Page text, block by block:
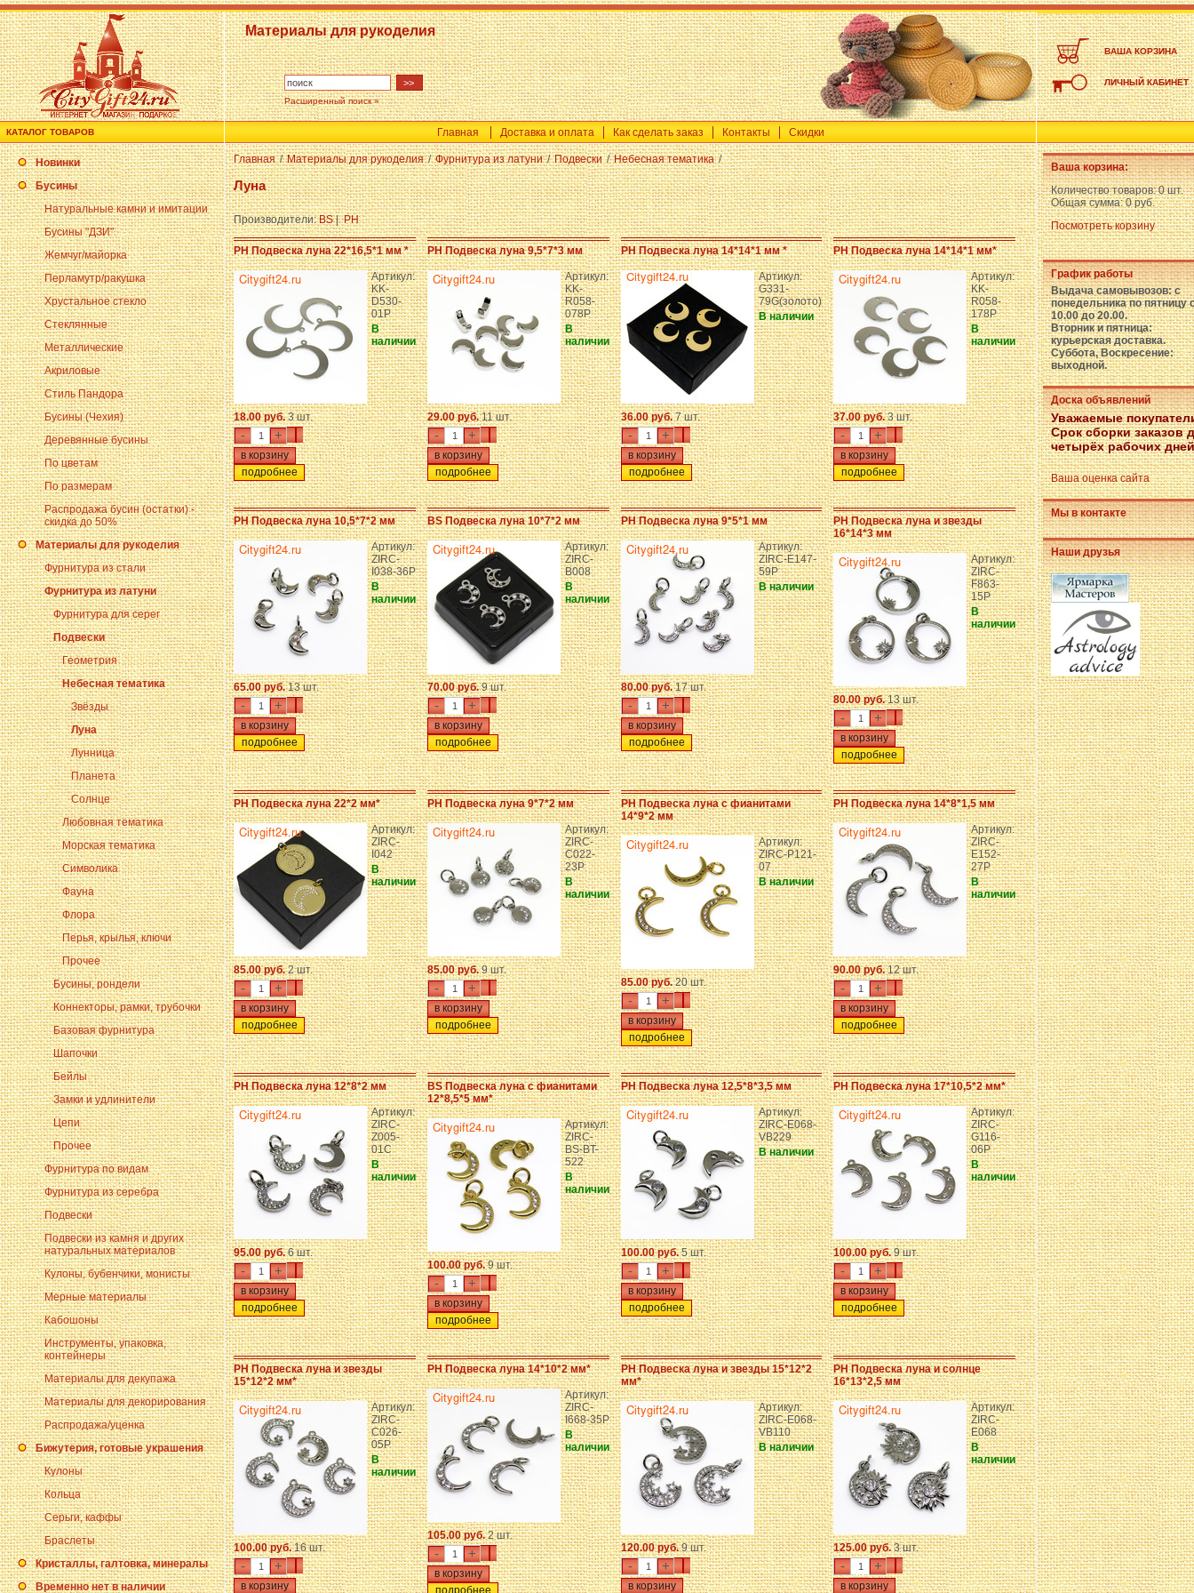
Материалы для рукоделия
Расширенный поиск »
ВАША КОРЗИНА
ЛИЧНЫЙ КАБИНЕТ
КАТАЛОГ ТОВАРОВ Главная Доставка и оплата Как сделать заказ Контакты Скидки
Новинки
Бусины
Натуральные камни и имитации
Бусины "ДЗИ"
Жемчуг/майорка
Перламутр/ракушка
Хрустальное стекло
Стеклянные
Металлические
Акриловые
Стиль Пандора
Бусины (Чехия)
Деревянные бусины
По цветам
По размерам
Распродажа бусин (остатки) -
скидка до 50%
Материалы для рукоделия
Фурнитура из стали
Фурнитура из латуни
Фурнитура для серег
Подвески
Геометрия
Небесная тематика
Звёзды
Луна
Лунница
Планета
Солнце
Любовная тематика
Морская тематика
Символика
Фауна
Флора
Перья, крылья, ключи
Прочее
Бусины, рондели
Коннекторы, рамки, трубочки
Базовая фурнитура
Шапочки
Бейлы
Замки и удлинители
Цепи
Прочее
Фурнитура по видам
Фурнитура из серебра
Подвески
Подвески из камня и других
натуральных материалов
Кулоны, бубенчики, монисты
Мерные материалы
Кабошоны
Инструменты, упаковка,
контейнеры
Материалы для декупажа
Материалы для декорирования
Распродажа/уценка
Бижутерия, готовые украшения
Кулоны
Кольца
Серьги, каффы
Браслеты
Кристаллы, галтовка, минералы
Временно нет в наличии
Главная / Материалы для рукоделия / Фурнитура из латуни / Подвески / Небесная тематика /
Луна
Производители:BS| PH
PH Подвеска луна 22*16,5*1 мм *
Артикул:
KK-
D530-
01P
В
наличии
18.00 руб.3 шт.
- +
подробнее
PH Подвеска луна 9,5*7*3 мм
Артикул:
KK-
R058-
078P
В
наличии
29.00 руб.11 шт.
- +
подробнее
PH Подвеска луна 14*14*1 мм *
Артикул:
G331-
79G(золото)
В наличии
36.00 руб.7 шт.
- +
подробнее
PH Подвеска луна 14*14*1 мм*
Артикул:
KK-
R058-
178P
В
наличии
37.00 руб.3 шт.
- +
подробнее
PH Подвеска луна 10,5*7*2 мм
Артикул:
ZIRC-
I038-36P
В
наличии
65.00 руб.13 шт.
- +
подробнее
BS Подвеска луна 10*7*2 мм
Артикул:
ZIRC-
B008
В
наличии
70.00 руб.9 шт.
- +
подробнее
PH Подвеска луна 9*5*1 мм
Артикул:
ZIRC-E147-
59P
В наличии
80.00 руб.17 шт.
- +
подробнее
PH Подвеска луна и звезды
16*14*3 мм
Артикул:
ZIRC-
F863-
15P
В
наличии
80.00 руб.13 шт.
- +
подробнее
PH Подвеска луна 22*2 мм*
Артикул:
ZIRC-
I042
В
наличии
85.00 руб.2 шт.
- +
подробнее
PH Подвеска луна 9*7*2 мм
Артикул:
ZIRC-
C022-
23P
В
наличии
85.00 руб.9 шт.
- +
подробнее
PH Подвеска луна с фианитами
14*9*2 мм
Артикул:
ZIRC-P121-
07
В наличии
85.00 руб.20 шт.
- +
подробнее
PH Подвеска луна 14*8*1,5 мм
Артикул:
ZIRC-
E152-
27P
В
наличии
90.00 руб.12 шт.
- +
подробнее
PH Подвеска луна 12*8*2 мм
Артикул:
ZIRC-
Z005-
01C
В
наличии
95.00 руб.6 шт.
- +
подробнее
BS Подвеска луна с фианитами
12*8,5*5 мм*
Артикул:
ZIRC-
BS-BT-
522
В
наличии
100.00 руб.9 шт.
- +
подробнее
PH Подвеска луна 12,5*8*3,5 мм
Артикул:
ZIRC-E068-
VB229
В наличии
100.00 руб.5 шт.
- +
подробнее
PH Подвеска луна 17*10,5*2 мм*
Артикул:
ZIRC-
G116-
06P
В
наличии
100.00 руб.9 шт.
- +
подробнее
PH Подвеска луна и звезды
15*12*2 мм*
Артикул:
ZIRC-
C026-
05P
В
наличии
100.00 руб.16 шт.
- +
PH Подвеска луна 14*10*2 мм*
Артикул:
ZIRC-
I668-35P
В
наличии
105.00 руб.2 шт.
- +
подробнее
PH Подвеска луна и звезды 15*12*2
мм*
Артикул:
ZIRC-E068-
VB110
В наличии
120.00 руб.9 шт.
- +
PH Подвеска луна и солнце
16*13*2,5 мм
Артикул:
ZIRC-
E068
В
наличии
125.00 руб.3 шт.
- +
Ваша корзина:
Количество товаров:0 шт.
Общая сумма:0 руб.
Посмотреть корзину
График работы
Выдача самовывозов: с
понедельника по пятницу
10.00 до 20.00.
Вторник и пятница:
курьерская доставка.
Суббота, Воскресение:
выходной.
Доска объявлений
Уважаемые
Срок сборки заказов
четырёх рабочих
Ваша оценка сайта
Мы в контакте
Наши друзья